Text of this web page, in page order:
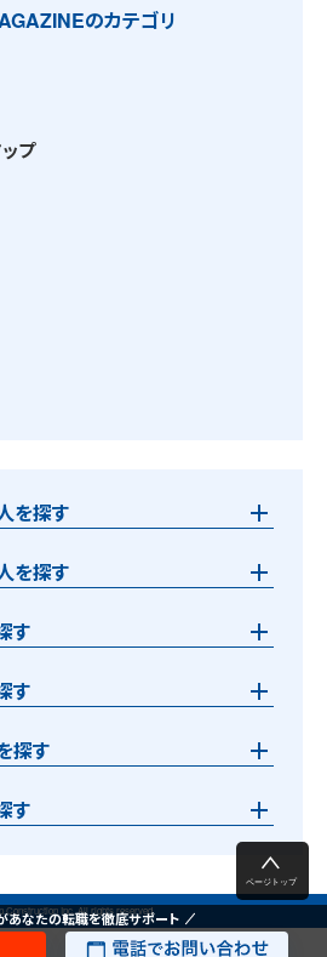
のカテゴリ
プ
を探す
を探す
す
す
探す
す
Construction Inc. All rights reserved.
あなたの転職を徹底サポート